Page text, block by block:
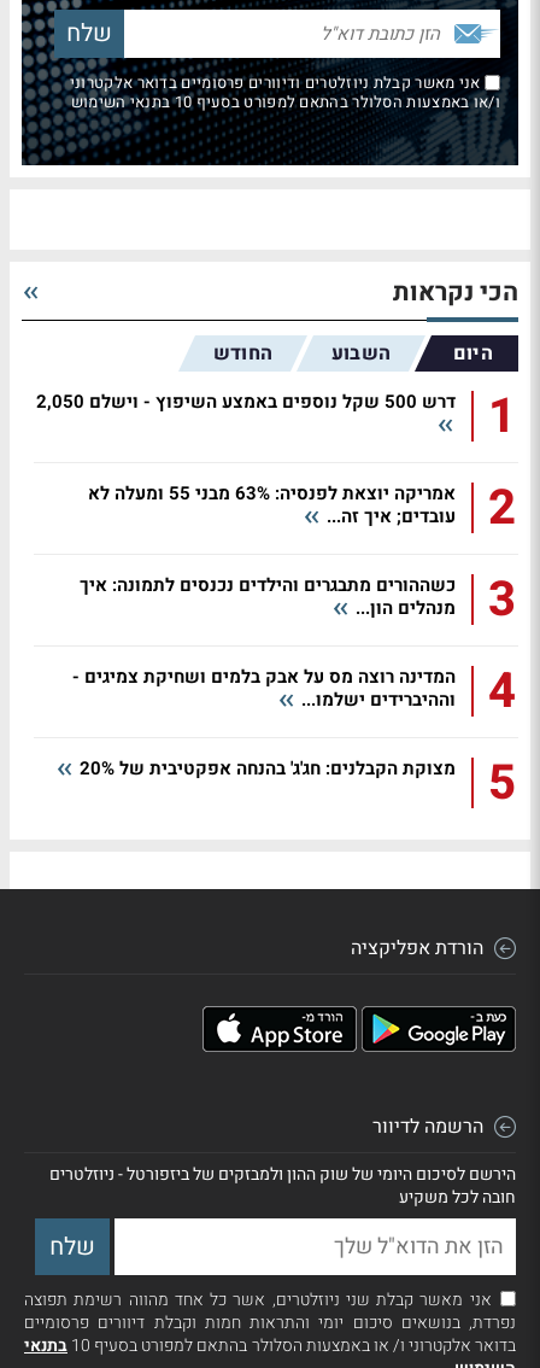
אני מאשר קבלת ניוזלטרים ודיוורים פרסומיים בדואר אלקטרוני
ו/או באמצעות הסלולר בהתאם למפורט בסעיף 10 בתנאי השימוש
הכי נקראות
היום השבוע החודש
1 דרש 500 שקל נוספים באמצע השיפוץ - וישלם 2,050
2
אמריקה יוצאת לפנסיה: 63% מבני 55 ומעלה לא
עובדים; איך זה...
3
כשההורים מתבגרים והילדים נכנסים לתמונה: איך
מנהלים הון...
4
המדינה רוצה מס על אבק בלמים ושחיקת צמיגים -
וההיברידים ישלמו...
5 מצוקת הקבלנים: חג'ג' בהנחה אפקטיבית של 20%
הורדת אפליקציה
הרשמה לדיוור
הירשם לסיכום היומי של שוק ההון ולמבזקים של ביזפורטל - ניוזלטרים
חובה לכל משקיע
אני מאשר קבלת שני ניוזלטרים, אשר כל אחד מהווה רשימת תפוצה
נפרדת, בנושאים סיכום יומי והתראות חמות וקבלת דיוורים פרסומיים
בדואר אלקטרוני ו/ או באמצעות הסלולר בהתאם למפורט בסעיף 10
בתנאי